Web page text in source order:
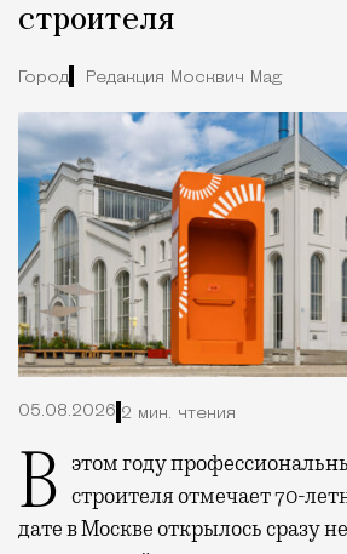
строителя
Город Редакция Москвич Mag
05.08.2026 2 мин. чтения
В этом году профессиональный праздник День строителя отмечает 70-
дате в Москве открылось сразу